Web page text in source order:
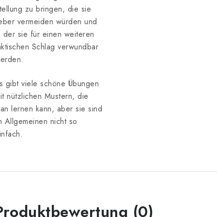
zu bringen, die sie
vermeiden würden und
der sie für einen weiteren
Schlag verwundbar
gibt viele schöne Übungen
nützlichen Mustern, die
lernen kann, aber sie sind
Allgemeinen nicht so
(0)